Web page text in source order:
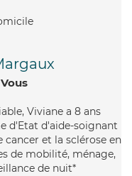
Viviane a 8 ans
d'Etat d'aide-soignant
cancer et la sclérose en
de mobilité, ménage,
de nuit*